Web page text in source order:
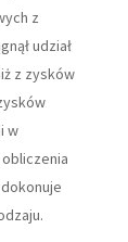
z
udział
z zysków
w